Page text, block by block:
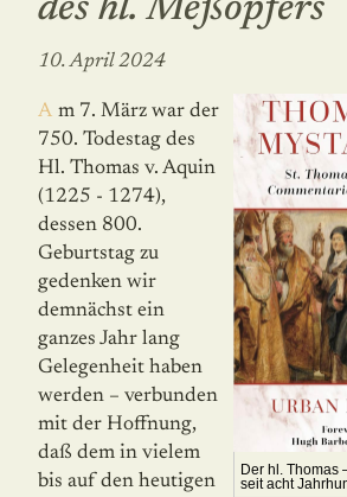
des hl. Meßopfers
10. April 2024
Der hl. Thomas
seit acht
Am 7. März war der
750. Todestag des
Hl. Thomas v. Aquin
(1225 - 1274),
dessen 800.
Geburtstag zu
gedenken wir
demnächst ein
ganzes Jahr lang
Gelegenheit haben
werden – verbunden
mit der Hoffnung,
daß dem in vielem
bis auf den heutigen